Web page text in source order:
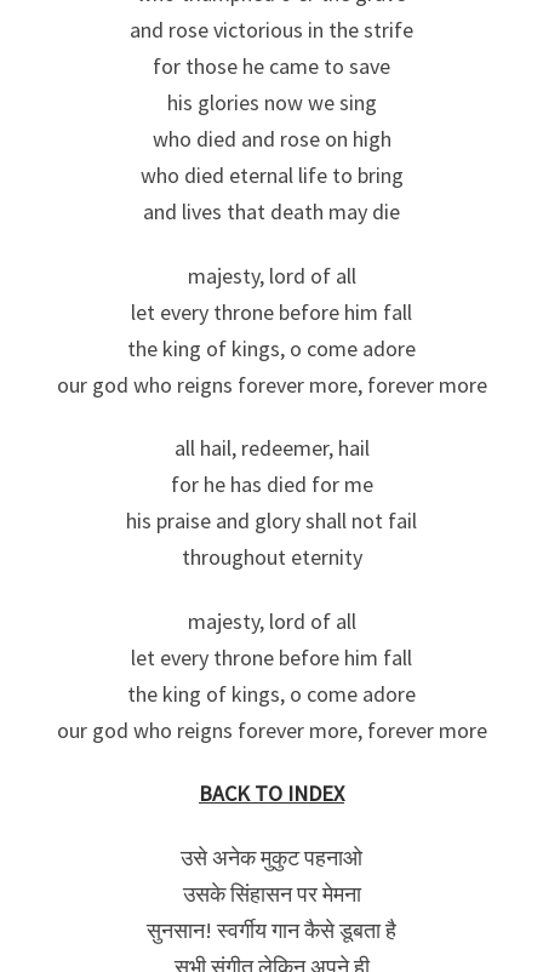
and rose victorious in the strife
for those he came to save
his glories now we sing
who died and rose on high
who died eternal life to bring
and lives that death may die
majesty, lord of all
let every throne before him fall
the king of kings, o come adore
our god who reigns forever more, forever more
all hail, redeemer, hail
for he has died for me
his praise and glory shall not fail
throughout eternity
majesty, lord of all
let every throne before him fall
the king of kings, o come adore
our god who reigns forever more, forever more
BACK TO INDEX
उसे अनेक मुकुट पहनाओ
उसके सिंहासन पर मेमना
सुनसान! स्वर्गीय गान कैसे डूबता है
सभी संगीत लेकिन अपने ही